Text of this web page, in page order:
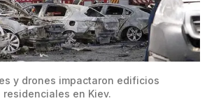
residenciales en Kiev.